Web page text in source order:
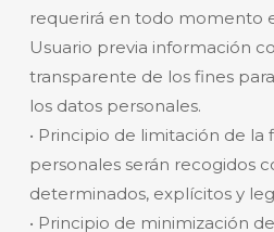
requerirá en todo momento
Usuario previa información
transparente de los fines
los datos personales.
• Principio de limitación de la
personales serán recogidos
determinados, explícitos y
• Principio de minimización